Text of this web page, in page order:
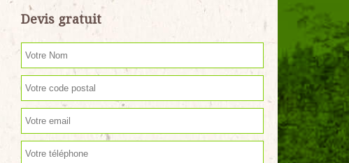
Devis gratuit